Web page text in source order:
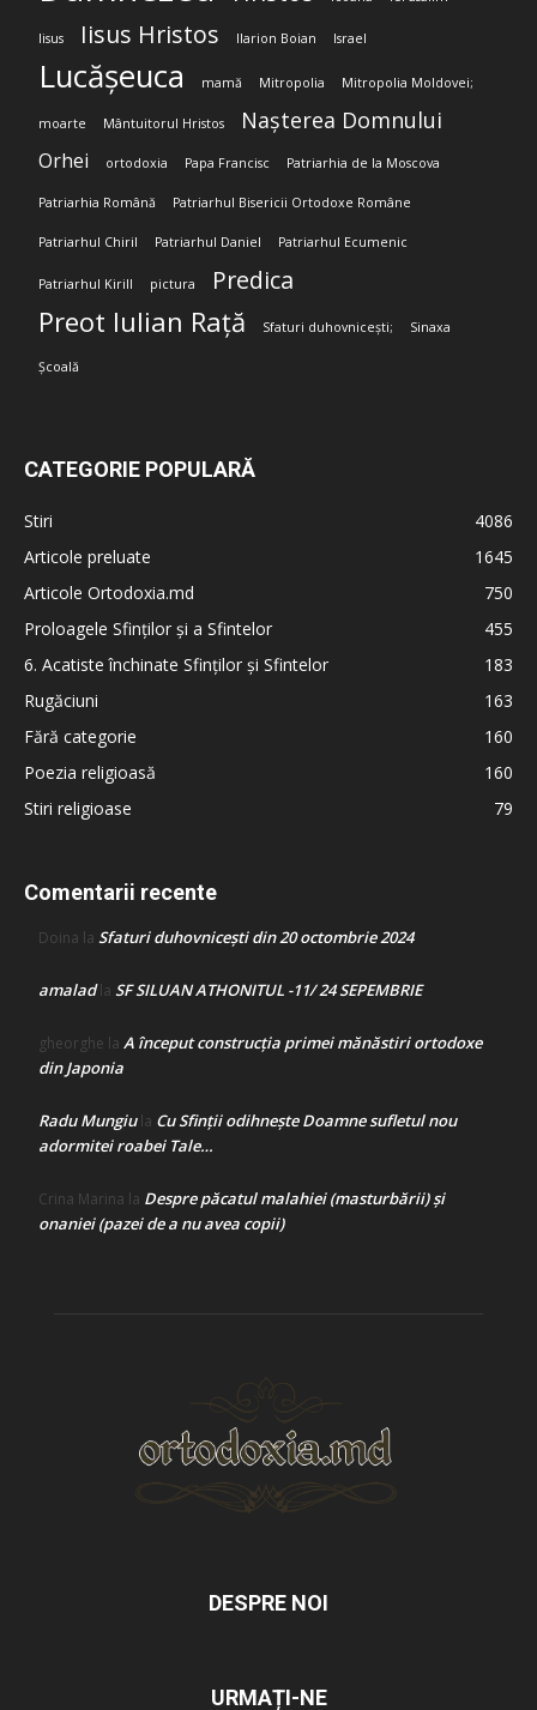
Iisus Iisus Hristos Ilarion Boian Israel
Lucășeuca mamă Mitropolia Mitropolia Moldovei;
moarte Mântuitorul Hristos Nașterea Domnului
Orhei ortodoxia Papa Francisc Patriarhia de la Moscova
Patriarhia Română Patriarhul Bisericii Ortodoxe Române
Patriarhul Chiril Patriarhul Daniel Patriarhul Ecumenic
Patriarhul Kirill pictura Predica
Preot Iulian Rață Sfaturi duhovnicești; Sinaxa
Școală
CATEGORIE POPULARĂ
Stiri
4086
Articole preluate
1645
Articole Ortodoxia.md
750
Proloagele Sfinților și a Sfintelor
455
6. Acatiste închinate Sfinților și Sfintelor
183
Rugăciuni
163
Fără categorie
160
Poezia religioasă
160
Stiri religioase
79
Comentarii recente
Doina la Sfaturi duhovnicești din 20 octombrie 2024
amaladla SF SILUAN ATHONITUL -11/ 24 SEPEMBRIE
gheorghe la A început construcţia primei mănăstiri ortodoxe
din Japonia
Radu Mungiula Cu Sfinții odihnește Doamne sufletul nou
adormitei roabei Tale…
Crina Marina la Despre păcatul malahiei (masturbării) şi
onaniei (pazei de a nu avea copii)
DESPRE NOI
URMAȚI-NE